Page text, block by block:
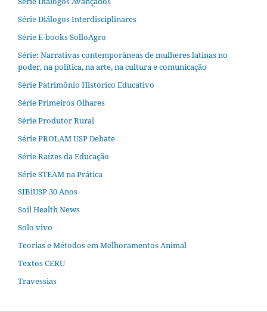
Série Diálogos Interdisciplinares
Série E-books SolloAgro
Série: Narrativas contemporâneas de mulheres latinas no
poder, na política, na arte, na cultura e comunicação
Série Patrimônio Histórico Educativo
Série Primeiros Olhares
Série Produtor Rural
Série PROLAM USP Debate
Série Raízes da Educação
Série STEAM na Prática
SIBiUSP 30 Anos
Soil Health News
Solo vivo
Teorias e Métodos em Melhoramentos Animal
Textos CERU
Travessias